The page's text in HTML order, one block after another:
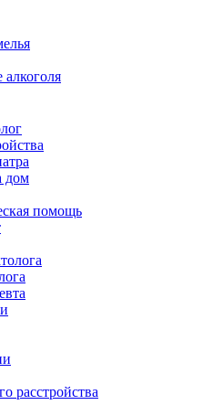
алкоголя
дом
помощь
расстройства